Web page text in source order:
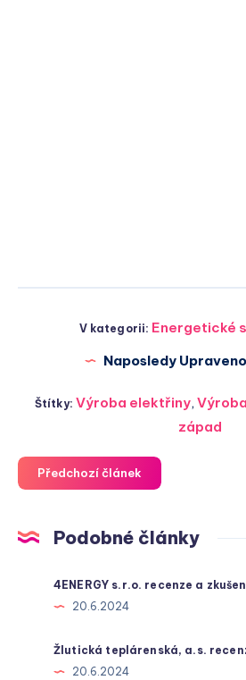
V kategorii: Energetické
Naposledy
Štítky:Výroba elektřiny,
západ
Předchozí článek
Podobné články
4ENERGY s.r.o. recenze a
20.6.2024
Žlutická teplárenská, a.s.
20.6.2024